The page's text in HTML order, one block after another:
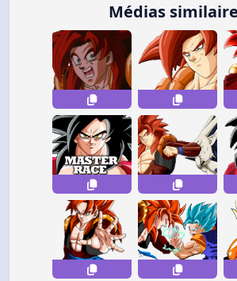
Médias